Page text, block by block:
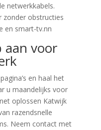
netwerkkabels.
obstructies
en smart-tv.nn
aan voor
en haal het
u maandelijks voor
oplossen Katwijk
razendsnelle
Neem contact met